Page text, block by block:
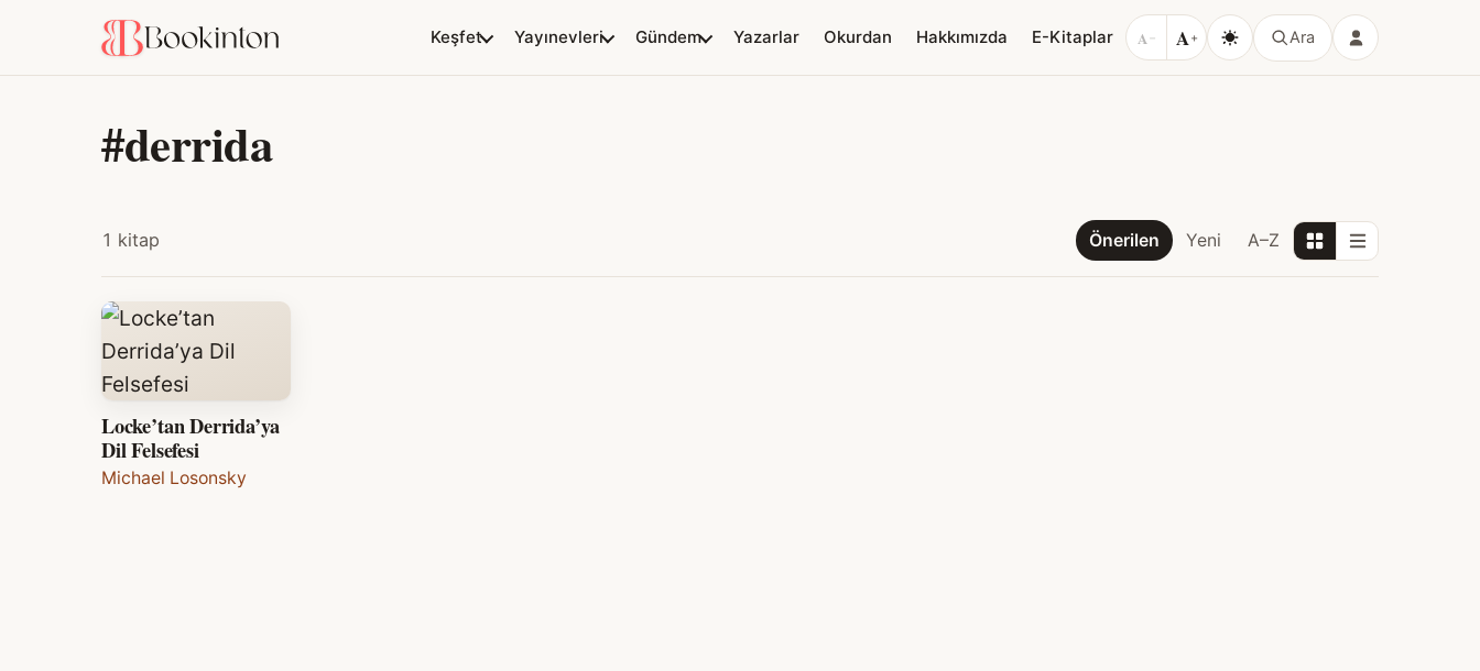
Keşfet Yayınevleri Gündem Yazarlar Okurdan Hakkımızda E-Kitaplar A − A+ Ara
#derrida
1 kitap Önerilen Yeni A–Z
Locke’tan Derrida’ya
Dil Felsefesi
Michael Losonsky